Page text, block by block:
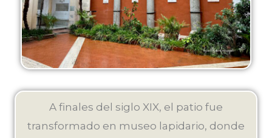
A finales del siglo XIX, el patio fue
transformado en museo lapidario, donde